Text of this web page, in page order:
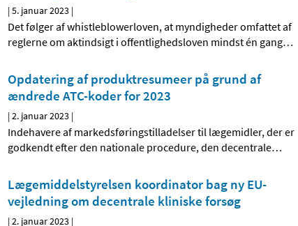
|5. januar 2023 |
Det følger af whistleblowerloven, at myndigheder omfattet af
reglerne om aktindsigt i offentlighedsloven mindst én gang…
Opdatering af produktresumeer på grund af
ændrede ATC-koder for 2023
|2. januar 2023 |
Indehavere af markedsføringstilladelser til lægemidler, der er
godkendt efter den nationale procedure, den decentrale…
Lægemiddelstyrelsen koordinator bag ny EU-
vejledning om decentrale kliniske forsøg
|2. januar 2023 |